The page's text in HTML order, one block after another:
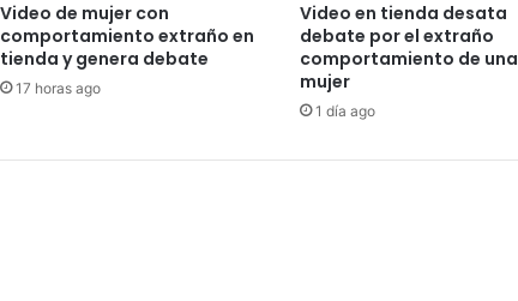
Video de mujer con
comportamiento extraño en
tienda y genera debate
17 horas ago
Video en tienda desata
debate por el extraño
comportamiento de una
mujer
1 día ago